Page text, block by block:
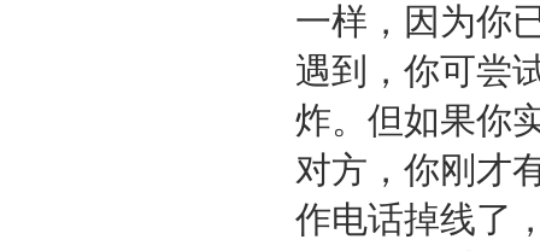
一样，因为你
遇到，你可尝
炸。但如果你
对方，你刚才
作电话掉线了